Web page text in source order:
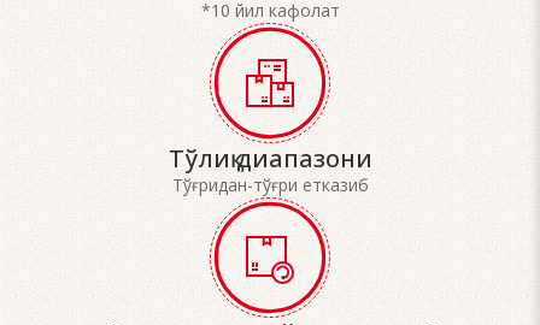
*10 йил кафолат
Тўлиқ диапазони
Тўғридан-тўғри етказиб